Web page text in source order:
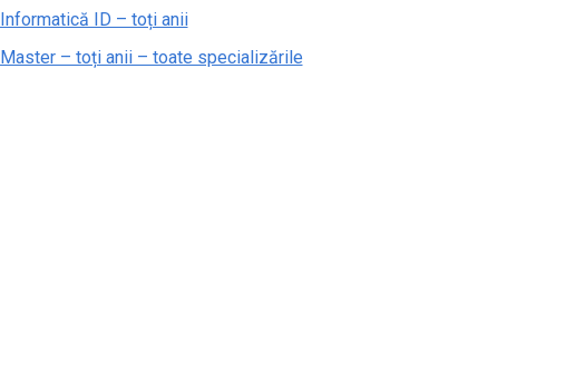
Informatică ID – toți anii
Master – toți anii – toate specializările